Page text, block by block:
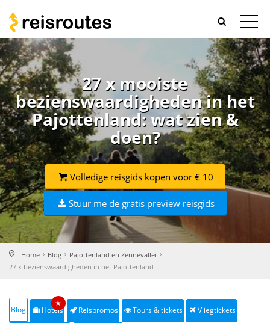
27 x mooiste
bezienswaardigheden in het
Pajottenland: wat zien &
doen?
Volledige reisgids kopen voor € 10
Stuur me de gratis preview reisgids
Home Blog
Pajottenland en Zennevallei
27 x bezienswaardigheden in het Pajottenland
Blog Hotels
★
Reispromos Tours & tickets Vliegtickets